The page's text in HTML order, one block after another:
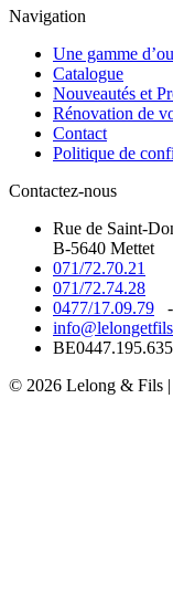
Navigation
Une gamme
Catalogue
Nouveautés et
Rénovation de
Contact
Politique de
Contactez-nous
Rue de Saint-
B-5640 Mettet
071/72.70.21
071/72.74.28
0477/17.09.79
BE0447.195.635
© 2026 Lelong & Fils